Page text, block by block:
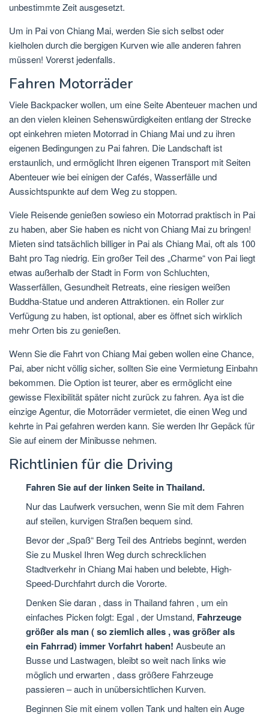
unbestimmte Zeit ausgesetzt.
Um in Pai von Chiang Mai, werden Sie sich selbst oder
kielholen durch die bergigen Kurven wie alle anderen fahren
müssen! Vorerst jedenfalls.
Fahren Motorräder
Viele Backpacker wollen, um eine Seite Abenteuer machen und
an den vielen kleinen Sehenswürdigkeiten entlang der Strecke
opt einkehren mieten Motorrad in Chiang Mai und zu ihren
eigenen Bedingungen zu Pai fahren. Die Landschaft ist
erstaunlich, und ermöglicht Ihren eigenen Transport mit Seiten
Abenteuer wie bei einigen der Cafés, Wasserfälle und
Aussichtspunkte auf dem Weg zu stoppen.
Viele Reisende genießen sowieso ein Motorrad praktisch in Pai
zu haben, aber Sie haben es nicht von Chiang Mai zu bringen!
Mieten sind tatsächlich billiger in Pai als Chiang Mai, oft als 100
Baht pro Tag niedrig. Ein großer Teil des „Charme“ von Pai liegt
etwas außerhalb der Stadt in Form von Schluchten,
Wasserfällen, Gesundheit Retreats, eine riesigen weißen
Buddha-Statue und anderen Attraktionen. ein Roller zur
Verfügung zu haben, ist optional, aber es öffnet sich wirklich
mehr Orten bis zu genießen.
Wenn Sie die Fahrt von Chiang Mai geben wollen eine Chance,
Pai, aber nicht völlig sicher, sollten Sie eine Vermietung Einbahn
bekommen. Die Option ist teurer, aber es ermöglicht eine
gewisse Flexibilität später nicht zurück zu fahren. Aya ist die
einzige Agentur, die Motorräder vermietet, die einen Weg und
kehrte in Pai gefahren werden kann. Sie werden Ihr Gepäck für
Sie auf einem der Minibusse nehmen.
Richtlinien für die Driving
Fahren Sie auf der linken Seite in Thailand.
Nur das Laufwerk versuchen, wenn Sie mit dem Fahren
auf steilen, kurvigen Straßen bequem sind.
Bevor der „Spaß“ Berg Teil des Antriebs beginnt, werden
Sie zu Muskel Ihren Weg durch schrecklichen
Stadtverkehr in Chiang Mai haben und belebte, High-
Speed-Durchfahrt durch die Vororte.
Denken Sie daran , dass in Thailand fahren , um ein
einfaches Picken folgt: Egal , der Umstand, Fahrzeuge
größer als man ( so ziemlich alles , was größer als
ein Fahrrad) immer Vorfahrt haben! Ausbeute an
Busse und Lastwagen, bleibt so weit nach links wie
möglich und erwarten , dass größere Fahrzeuge
passieren – auch in unübersichtlichen Kurven.
Beginnen Sie mit einem vollen Tank und halten ein Auge